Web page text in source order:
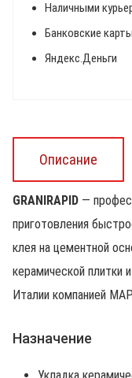
Наличными
Банковские
Яндекс.Деньги
Описание
GRANIRAPID —
приготовления
клея на цементной
керамической плитки
Италии компанией
Назначение